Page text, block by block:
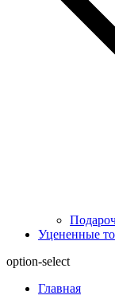
Уцененные
option-select
Главная